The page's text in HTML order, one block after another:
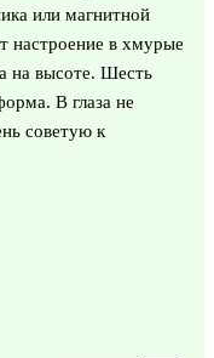
или магнитной
настроение в хмурые
на высоте. Шесть
В глаза не
советую к